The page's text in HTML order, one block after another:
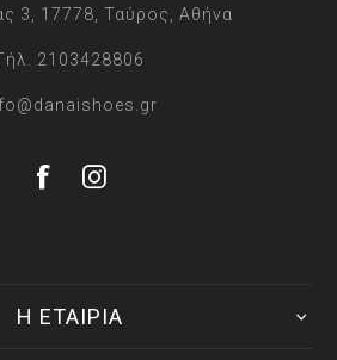
3, 17778, Ταύρος, Αθήνα
2103428806
Η ΕΤΑΙΡΙΑ